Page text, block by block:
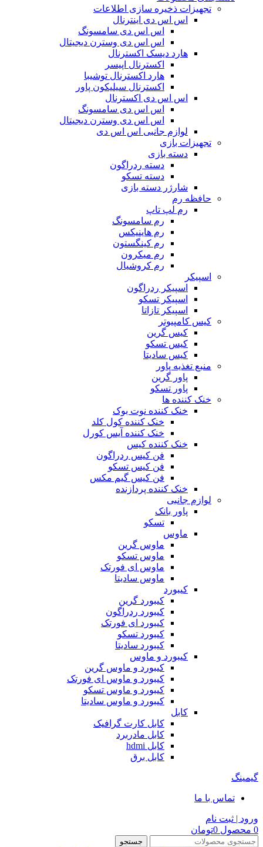
تجهیزات ذخیره سازی اطلاعات
اس اس دی اینترنال
اس اس دی سامسونگ
اس اس دی وسترن دیجیتال
هارد دیسک اکسترنال
اکسترنال اپیسر
هارد اکسترنال توشیبا
اکسترنال سیلیکون پاور
اس اس دی اکسترنال
اس اس دی سامسونگ
اس اس دی وسترن دیجیتال
لوازم جانبی اس اس دی
تجهیزات بازی
دسته بازی
دسته ردراگون
دسته تسکو
شارژر دسته بازی
حافظه رم
رم لپ تاپ
رم سامسونگ
رم هاینیکس
رم کینگستون
رم میکرون
رم کروشیال
اسپیکر
اسپیکر ردراگون
اسپیکر تسکو
اسپیکر تازاتا
کیس کامپیوتر
کیس گرین
کیس تسکو
کیس سادیتا
منبع تغذیه‌ پاور
پاور گرین
پاور تسکو
خنک کننده ها
خنک کننده نوت بوک
خنک کننده کول کلد
خنک کننده آیس کورل
خنک کننده کیس
فن کیس ردراگون
فن کیس تسکو
فن کیس گیم مکس
خنک کننده پردازنده
لوازم جانبی
پاور بانک
تسکو
ماوس
ماوس گرین
ماوس تسکو
ماوس ای فورتک
ماوس سادیتا
کیبورد
کیبورد گرین
کیبورد ردراگون
کیبورد ای فورتک
کیبورد تسکو
کیبورد سادیتا
کیبورد و ماوس
کیبورد و ماوس گرین
کیبورد و ماوس ای فورتک
کیبورد و ماوس تسکو
کیبورد و ماوس سادیتا
کابل
کابل کارت گرافیک
کابل مادربرد
کابل hdmi
کابل برق
گیمینگ
تماس با ما
ورود | ثبت نام
0 محصول 0تومان
جستجو